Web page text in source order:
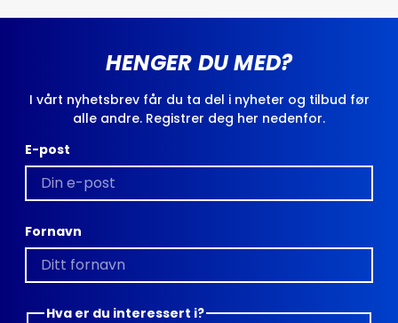
HENGER DU MED?
I vårt nyhetsbrev får du ta del i nyheter og tilbud før
alle andre. Registrer deg her nedenfor.
E-post
Fornavn
Hva er du interessert i?